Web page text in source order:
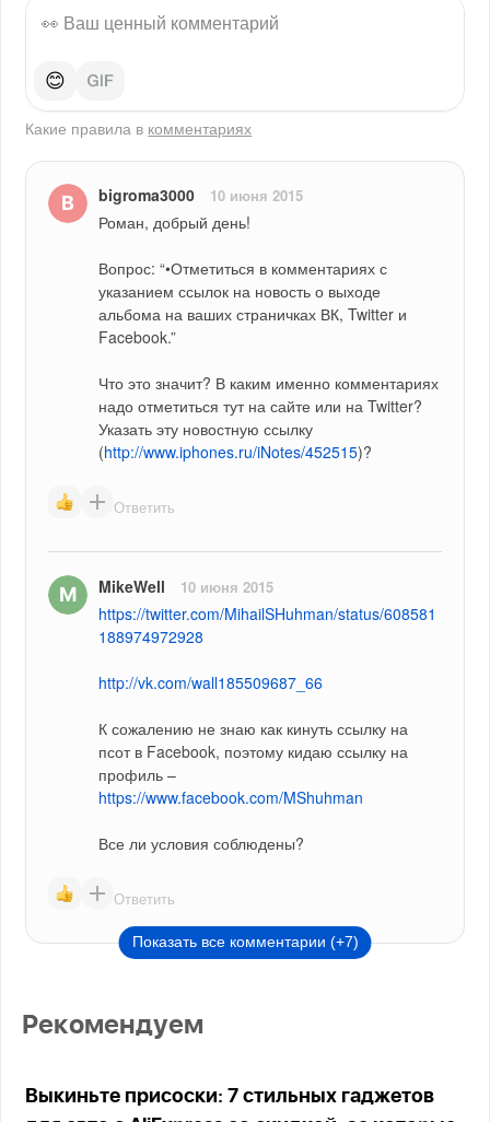
😊
Какие правила в комментариях
bigroma3000 10 июня 2015
Роман, добрый день!
Вопрос: “•Отметиться в комментариях с
указанием ссылок на новость о выходе
альбома на ваших страничках ВК, Twitter и
Facebook.”
Что это значит? В каким именно комментариях
надо отметиться тут на сайте или на Twitter?
Указать эту новостную ссылку
(http://www.iphones.ru/iNotes/452515)?
Ответить
MikeWell 10 июня 2015
https://twitter.com/MihailSHuhman/status/608581
188974972928
http://vk.com/wall185509687_66
К сожалению не знаю как кинуть ссылку на
псот в Facebook, поэтому кидаю ссылку на
https://www.facebook.com/MShuhman
Все ли условия соблюдены?
Ответить
Показать все комментарии (+7)
Рекомендуем
Выкиньте присоски: 7 стильных гаджетов